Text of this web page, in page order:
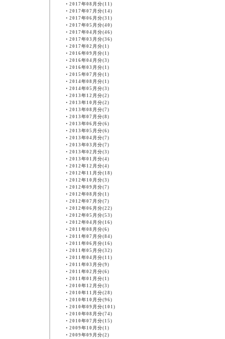
・ 2017年08月分(11)
・ 2017年07月分(14)
・ 2017年06月分(31)
・ 2017年05月分(40)
・ 2017年04月分(46)
・ 2017年03月分(36)
・ 2017年02月分(1)
・ 2016年09月分(1)
・ 2016年04月分(3)
・ 2016年03月分(1)
・ 2015年07月分(1)
・ 2014年08月分(1)
・ 2014年05月分(3)
・ 2013年12月分(2)
・ 2013年10月分(2)
・ 2013年08月分(7)
・ 2013年07月分(8)
・ 2013年06月分(6)
・ 2013年05月分(6)
・ 2013年04月分(7)
・ 2013年03月分(7)
・ 2013年02月分(3)
・ 2013年01月分(4)
・ 2012年12月分(4)
・ 2012年11月分(18)
・ 2012年10月分(3)
・ 2012年09月分(7)
・ 2012年08月分(1)
・ 2012年07月分(7)
・ 2012年06月分(22)
・ 2012年05月分(53)
・ 2012年04月分(16)
・ 2011年08月分(6)
・ 2011年07月分(84)
・ 2011年06月分(16)
・ 2011年05月分(32)
・ 2011年04月分(11)
・ 2011年03月分(9)
・ 2011年02月分(6)
・ 2011年01月分(1)
・ 2010年12月分(3)
・ 2010年11月分(28)
・ 2010年10月分(96)
・ 2010年09月分(101)
・ 2010年08月分(74)
・ 2010年07月分(15)
・ 2009年10月分(1)
・ 2009年09月分(2)